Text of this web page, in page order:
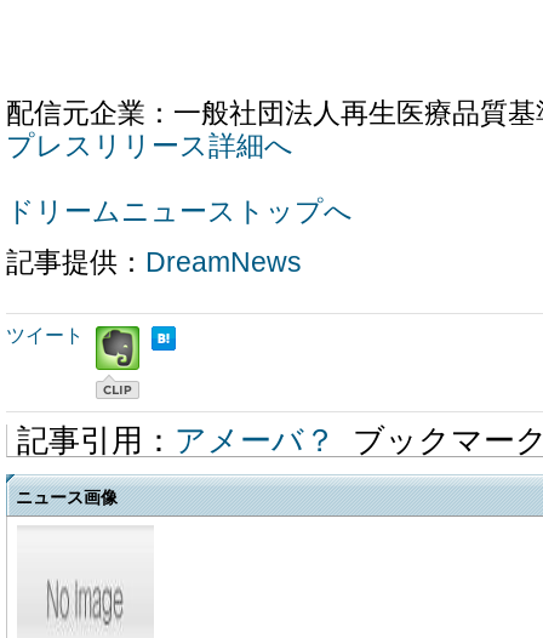
配信元企業：一般社団法人再生医療品質
プレスリリース詳細へ
ドリームニューストップへ
記事提供： DreamNews
ツイート
記事引用： アメーバ？ ブックマー
ニュース画像